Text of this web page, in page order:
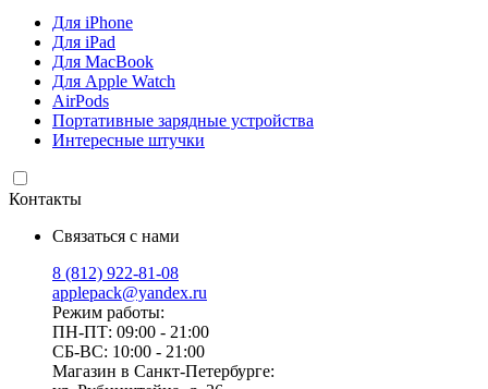
Для iPhone
Для iPad
Для MacBook
Для Apple Watch
AirPods
Портативные зарядные устройства
Интересные штучки
Контакты
Связаться с нами
8 (812) 922-81-08
applepack@yandex.ru
Режим работы:
ПН-ПТ: 09:00 - 21:00
СБ-ВС: 10:00 - 21:00
Магазин в Санкт-Петербурге: